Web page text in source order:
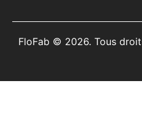
FloFab © 2026. Tous